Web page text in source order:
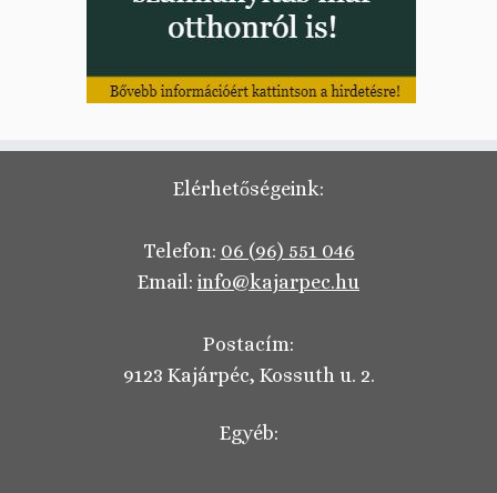
Elérhetőségeink:
Telefon: 06 (96) 551 046
Email: info@kajarpec.hu
Postacím:
9123 Kajárpéc, Kossuth u. 2.
Egyéb: